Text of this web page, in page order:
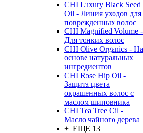
CHI Luxury Black Seed
Oil - Линия уходов для
поврежденных волос
CHI Magnified Volume -
Для тонких волос
CHI Olive Organics - На
основе натуральных
ингредиентов
CHI Rose Hip Oil -
Защита цвета
окрашенных волос с
маслом шиповника
CHI Tea Tree Oil -
Масло чайного дерева
+ ЕЩЕ 13